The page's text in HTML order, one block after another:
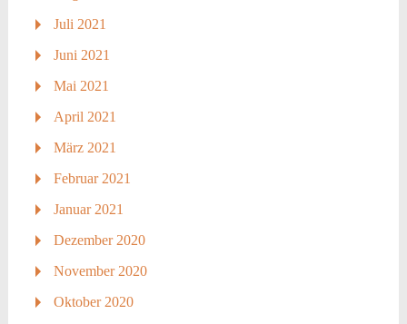
Juli 2021
Juni 2021
Mai 2021
April 2021
März 2021
Februar 2021
Januar 2021
Dezember 2020
November 2020
Oktober 2020